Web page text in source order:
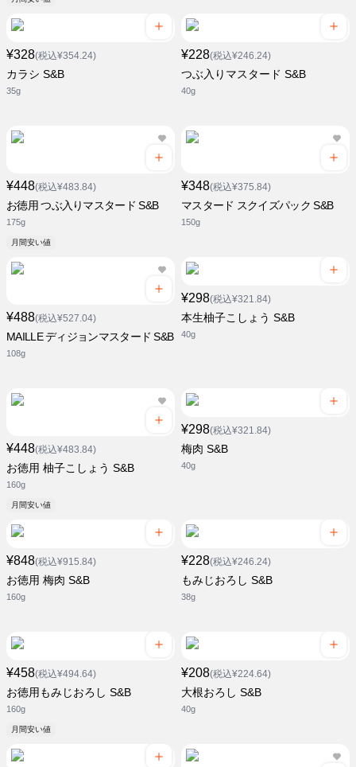
¥328(税込¥354.24)
カラシ S&B
35g
¥228(税込¥246.24)
つぶ入りマスタード S&B
40g
¥448(税込¥483.84)
お徳用 つぶ入りマスタード S&B
175g
月間安い値
¥348(税込¥375.84)
マスタード スクイズパック S&B
150g
¥488(税込¥527.04)
MAILLE ディジョンマスタード S&B
108g
¥298(税込¥321.84)
本生柚子こしょう S&B
40g
¥448(税込¥483.84)
お徳用 柚子こしょう S&B
160g
月間安い値
¥298(税込¥321.84)
梅肉 S&B
40g
¥848(税込¥915.84)
お徳用 梅肉 S&B
160g
¥228(税込¥246.24)
もみじおろし S&B
38g
¥458(税込¥494.64)
お徳用もみじおろし S&B
160g
月間安い値
¥208(税込¥224.64)
大根おろし S&B
40g